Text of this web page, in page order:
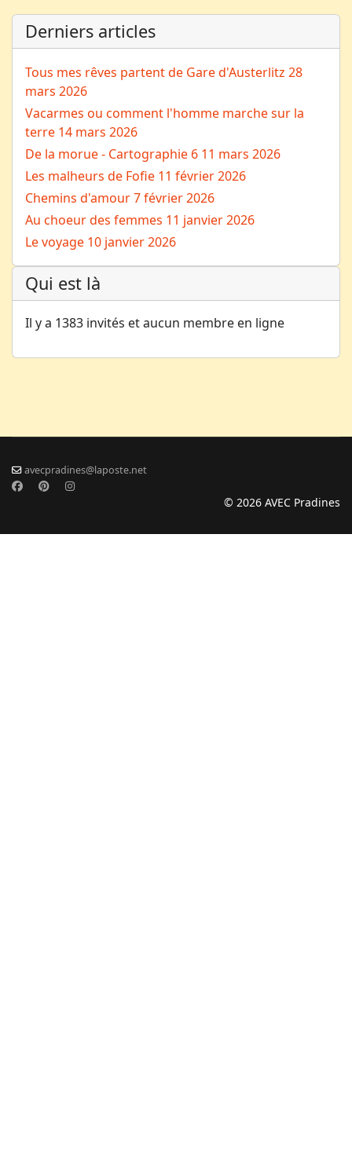
Derniers articles
Tous mes rêves partent de Gare d'Austerlitz 28
mars 2026
Vacarmes ou comment l'homme marche sur la
terre 14 mars 2026
De la morue - Cartographie 6 11 mars 2026
Les malheurs de Fofie 11 février 2026
Chemins d'amour7 février 2026
Au choeur des femmes 11 janvier 2026
Le voyage 10 janvier 2026
Qui est là
Il y a 1383 invités et aucun membre en ligne
avecpradines@laposte.net
© 2026 AVEC Pradines